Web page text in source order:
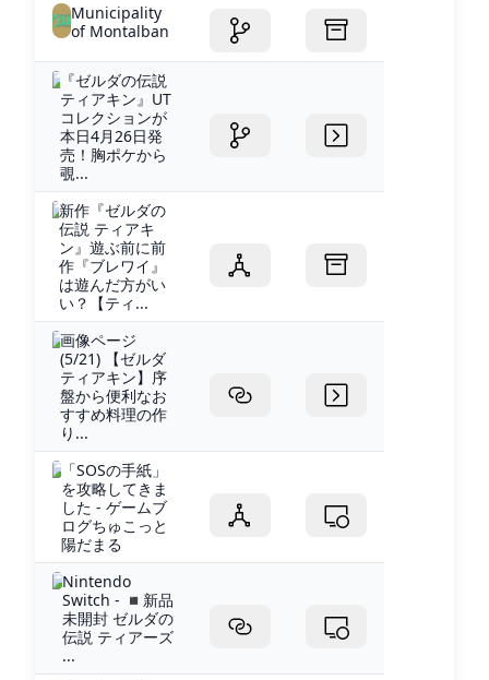
Municipality
of Montalban
『ゼルダの伝説
ティアキン』UT
コレクションが
本日4月26日発
売！胸ポケから
覗...
新作『ゼルダの
伝説 ティアキ
ン』遊ぶ前に前
作『ブレワイ』
は遊んだ方がい
い？【ティ...
画像ページ
(5/21) 【ゼルダ
ティアキン】序
盤から便利なお
すすめ料理の作
り...
「SOSの手紙」
を攻略してきま
した - ゲームブ
ログちゅこっと
陽だまる
Nintendo
Switch - ◾️新品
未開封 ゼルダの
伝説 ティアーズ
...